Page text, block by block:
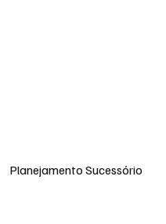
Planejamento Sucessório